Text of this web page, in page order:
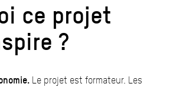
ce projet
?
Le projet est formateur. Les